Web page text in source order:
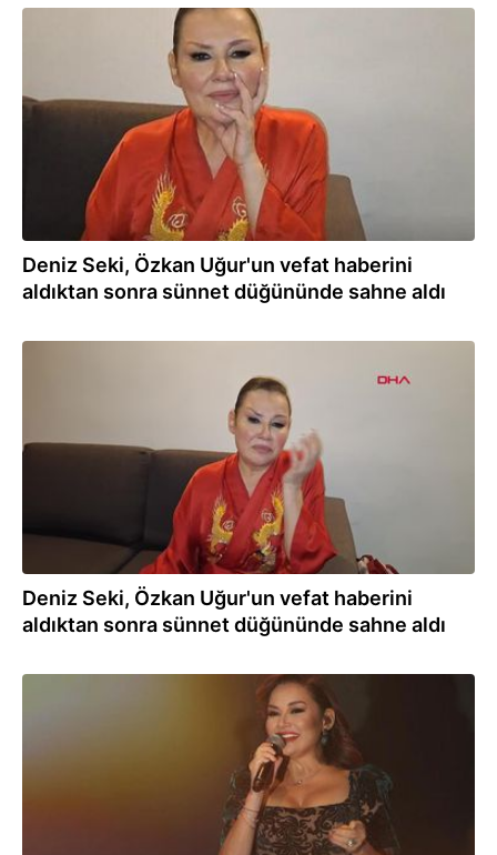
Deniz Seki, Özkan Uğur'un vefat haberini
aldıktan sonra sünnet düğününde sahne aldı
Deniz Seki, Özkan Uğur'un vefat haberini
aldıktan sonra sünnet düğününde sahne aldı